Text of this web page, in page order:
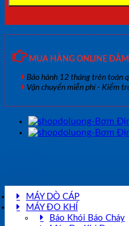
MUA HÀNG ONLINE
Bảo hành 12 tháng trên toàn
Vận chuyển miễn phí - Kiểm
MÁY DÒ CÁP
MÁY ĐO KHÍ
Báo Khói Báo Cháy